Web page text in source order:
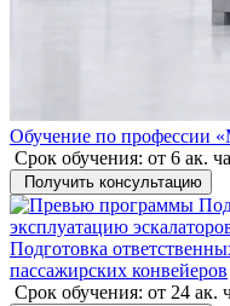
Обучение по профессии
Срок обучения: от 6 ак.
Получить консультацию
Подготовка
пассажирских конвейеров
Срок обучения: от 24 ак.